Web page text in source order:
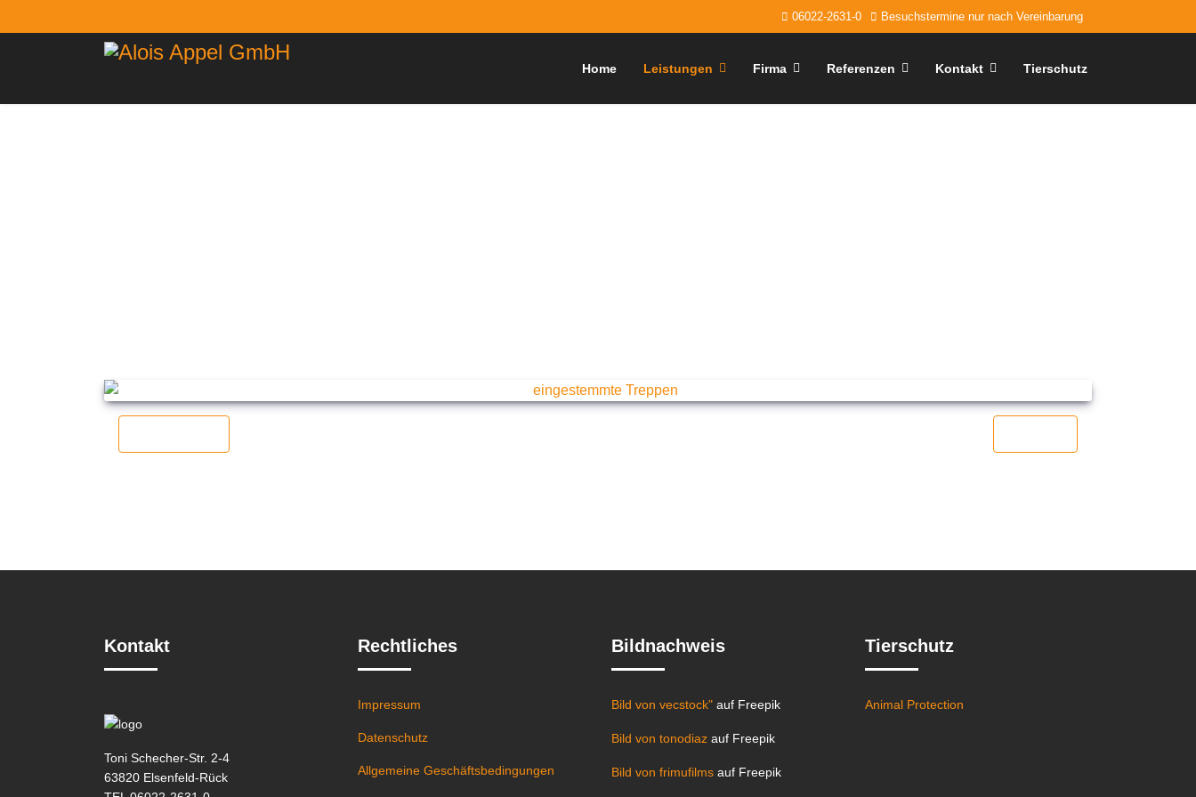
06022-2631-0 Besuchstermine nur nach Vereinbarung
Home Leistungen Firma Referenzen Kontakt Tierschutz
Kontakt
Toni Schecher-Str. 2-4
63820 Elsenfeld-Rück
Rechtliches
Impressum
Datenschutz
Allgemeine Geschäftsbedingungen
Bildnachweis
Bild von vecstock" auf Freepik
Bild von tonodiaz auf Freepik
Bild von frimufilms auf Freepik
Tierschutz
Animal Protection